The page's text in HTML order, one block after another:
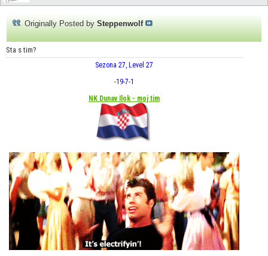
Originally Posted by Steppenwolf
Sta s tim?
Sezona 27, Level 27
-19-7-1
NK Dunav Ilok - moj tim